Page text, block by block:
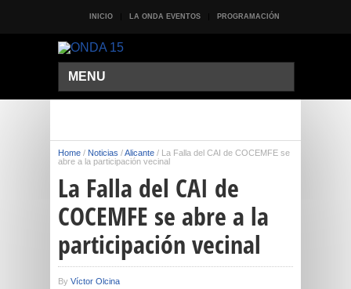
INICIO LA ONDA EVENTOS PROGRAMACIÓN
MENU
Home / Noticias /Alicante / La Falla del CAI de COCEMFE se
abre a la participación vecinal
La Falla del CAI de
COCEMFE se abre a la
participación vecinal
By Víctor Olcina